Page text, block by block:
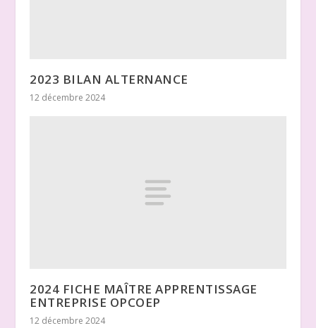
2023 BILAN ALTERNANCE
12 décembre 2024
2024 FICHE MAÎTRE APPRENTISSAGE
ENTREPRISE OPCOEP
12 décembre 2024